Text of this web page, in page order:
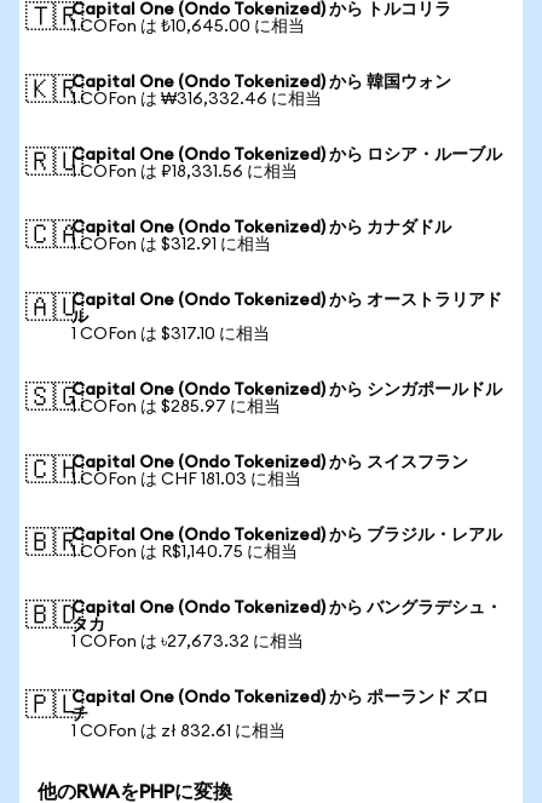
🇹🇷Capital One (Ondo Tokenized) から トルコリラ
1 COFon は ₺10,645.00 に相当
🇰🇷Capital One (Ondo Tokenized) から 韓国ウォン
1 COFon は ₩316,332.46 に相当
🇷🇺Capital One (Ondo Tokenized) から ロシア・ルーブル
1 COFon は ₽18,331.56 に相当
🇨🇦Capital One (Ondo Tokenized) から カナダドル
1 COFon は $312.91 に相当
🇦🇺Capital One (Ondo Tokenized) から オーストラリアド
ル
1 COFon は $317.10 に相当
🇸🇬Capital One (Ondo Tokenized) から シンガポールドル
1 COFon は $285.97 に相当
🇨🇭Capital One (Ondo Tokenized) から スイスフラン
1 COFon は CHF 181.03 に相当
🇧🇷Capital One (Ondo Tokenized) から ブラジル・レアル
1 COFon は R$1,140.75 に相当
🇧🇩Capital One (Ondo Tokenized) から バングラデシュ・
タカ
1 COFon は ৳27,673.32 に相当
🇵🇱Capital One (Ondo Tokenized) から ポーランド ズロ
チ
1 COFon は zł 832.61 に相当
他のRWAをPHPに変換